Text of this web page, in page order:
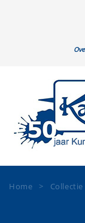
Home > Collectie